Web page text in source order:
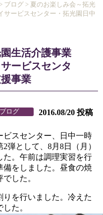
> ブログ > 夏のお楽しみ会～拓光
サービスセンター・拓光園日中
生活介護事業
ービスセンタ
事業
ブログ 2016.08/20 投稿
ビスセンター、日中一時
弾として、8月8日（月）
た。午前は調理実習を行
備をしました。昼食の焼
した。
を行いました。冷えた
た。